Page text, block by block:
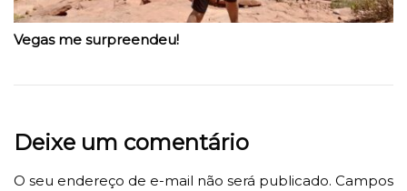
Vegas me surpreendeu!
Deixe um comentário
O seu endereço de e-mail não será publicado. Campos